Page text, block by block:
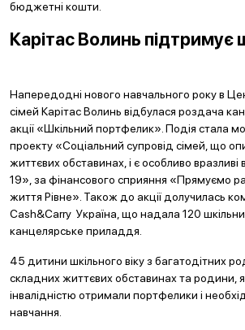
бюджетні кошти.
Карітас Волинь підтримує
Напередодні нового навчального року в
сімей Карітас Волинь відбулася роздача
акції «Шкільний портфелик». Подія стала
проекту «Соціальний супровід сімей, що
життєвих обставинах, і є особливо вразливі
19», за фінансового сприяння «Прямуємо
життя Рівне». Також до акції долучилась
Cash&Carry Україна, що надала 120
канцелярське приладдя.
45 дитини шкільного віку з багатодітних
складних життєвих обставинах та родини,
інвалідністю отримали портфелики і
навчання.